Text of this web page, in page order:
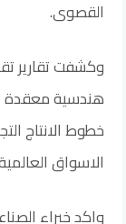
القصوى.
وكشفت تقارير
هندسية معقدة
خطوط الانتاج
الاسواق
واكد خبراء